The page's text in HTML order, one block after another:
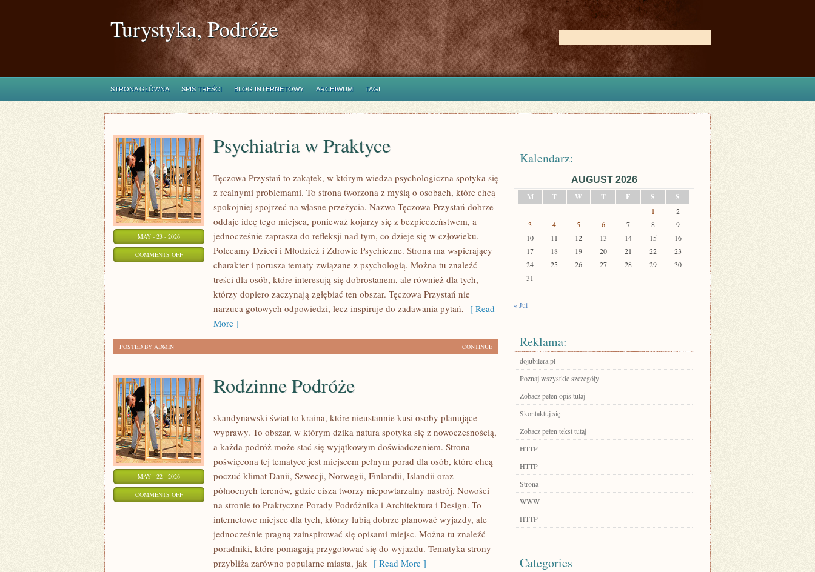
Turystyka, Podróże
STRONA GŁÓWNA SPIS TREŚCI BLOG INTERNETOWY ARCHIWUM TAGI
MAY - 23 - 2026
COMMENTS OFFON
PSYCHIATRIA
PRAKTYCE
Psychiatria w Praktyce
Tęczowa Przystań to zakątek, w którym wiedza psychologiczna spotyka się
z realnymi problemami. To strona tworzona z myślą o osobach, które chcą
spokojniej spojrzeć na własne przeżycia. Nazwa Tęczowa Przystań dobrze
oddaje ideę tego miejsca, ponieważ kojarzy się z bezpieczeństwem, a
jednocześnie zaprasza do refleksji nad tym, co dzieje się w człowieku.
Polecamy Dzieci i Młodzież i Zdrowie Psychiczne. Strona ma wspierający
charakter i porusza tematy związane z psychologią. Można tu znaleźć
treści dla osób, które interesują się dobrostanem, ale również dla tych,
którzy dopiero zaczynają zgłębiać ten obszar. Tęczowa Przystań nie
narzuca gotowych odpowiedzi, lecz inspiruje do zadawania pytań, [ Read
More ]
CONTINUE
POSTED BY ADMIN
MAY - 22 - 2026
COMMENTS OFFON
Rodzinne Podróże
skandynawski świat to kraina, które nieustannie kusi osoby planujące
wyprawy. To obszar, w którym dzika natura spotyka się z nowoczesnością,
a każda podróż może stać się wyjątkowym doświadczeniem. Strona
poświęcona tej tematyce jest miejscem pełnym porad dla osób, które chcą
poczuć klimat Danii, Szwecji, Norwegii, Finlandii, Islandii oraz
północnych terenów, gdzie cisza tworzy niepowtarzalny nastrój. Nowości
na stronie to Praktyczne Porady Podróżnika i Architektura i Design. To
internetowe miejsce dla tych, którzy lubią dobrze planować wyjazdy, ale
jednocześnie pragną zainspirować się opisami miejsc. Można tu znaleźć
poradniki, które pomagają przygotować się do wyjazdu. Tematyka strony
przybliża zarówno popularne miasta, jak [ Read More ]
Kalendarz:
AUGUST 2026
M
T W T F S S
1
2
3
4 5 6 7 8
9
10
11 12 13 14 15
16
17
18 19 20 21 22
23
24
25 26 27 28 29
30
31
« Jul
Reklama:
dojubilera.pl
Poznaj wszystkie szczegóły
Zobacz pełen opis tutaj
Skontaktuj się
Zobacz pełen tekst tutaj
HTTP
HTTP
Strona
WWW
HTTP
Categories